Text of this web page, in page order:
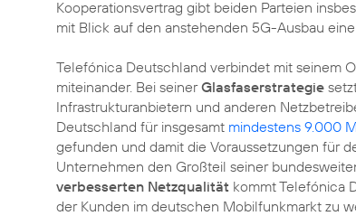
Kooperationsvertrag gibt beiden Parteien
mit Blick auf den anstehenden 5G-Ausbau eine
Telefónica Deutschland verbindet mit seinem O
miteinander. Bei seinerGlasfaserstrategie
Infrastrukturanbietern und anderen
Deutschland für insgesamt mindestens 9.000
gefunden und damit die Voraussetzungen für
Unternehmen den Großteil seiner
verbesserten Netzqualität kommt Telefónica
der Kunden im deutschen Mobilfunkmarkt zu